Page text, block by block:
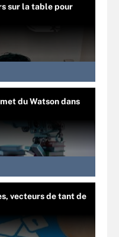
sur la table pour
du Watson dans
vecteurs de tant de